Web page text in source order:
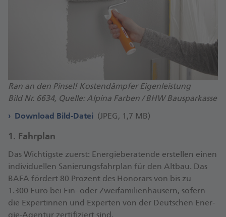
Ran an den Pinsel! Kostendämpfer Eigenleistung
Bild Nr. 6634, Quelle: Alpina Farben / BHW Bausparkasse
Download Bild-Datei (JPEG, 1,7 MB)
1. Fahr­plan
Das Wich­tigs­te zu­erst: En­er­gie­be­ra­ten­de er­stel­len ei­nen
in­di­vi­du­el­len Sa­nie­rungs­fahr­plan für den Alt­bau. Das
BA­FA för­dert 80 Pro­zent des Ho­no­rars von bis zu
1.300 Eu­ro bei Ein- oder Zwei­fa­mi­li­en­häu­sern, so­fern
die Ex­per­tin­nen und Ex­per­ten von der Deut­schen En­er­
gie-Agen­tur zer­ti­fi­ziert sind.